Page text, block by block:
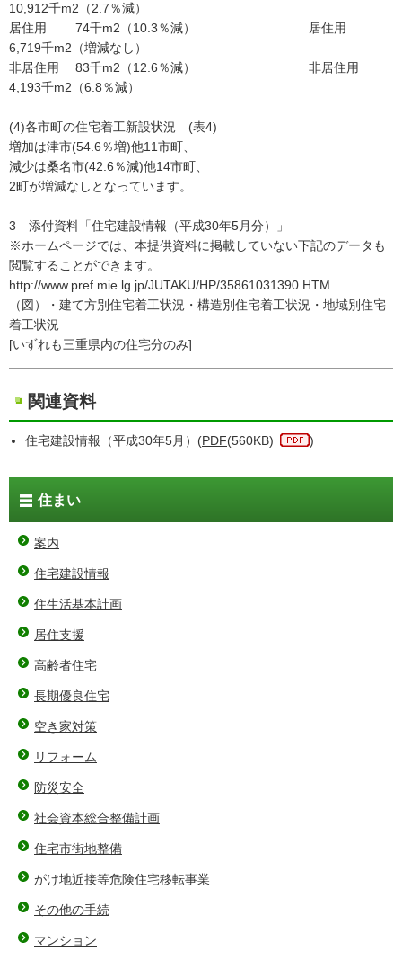
10,912千m2（2.7％減）
居住用 74千m2（10.3％減） 居住用
6,719千m2（増減なし）
非居住用 83千m2（12.6％減） 非居住用
4,193千m2（6.8％減）
(4)各市町の住宅着工新設状況 (表4)
増加は津市(54.6％増)他11市町、
減少は桑名市(42.6％減)他14市町、
2町が増減なしとなっています。
3 添付資料「住宅建設情報（平成30年5月分）」
※ホームページでは、本提供資料に掲載していない下記のデータも
閲覧することができます。
http://www.pref.mie.lg.jp/JUTAKU/HP/35861031390.HTM
（図）・建て方別住宅着工状況・構造別住宅着工状況・地域別住宅
着工状況
[いずれも三重県内の住宅分のみ]
関連資料
住宅建設情報（平成30年5月）(PDF(560KB) )
住まい
案内
住宅建設情報
住生活基本計画
居住支援
高齢者住宅
長期優良住宅
空き家対策
リフォーム
防災安全
社会資本総合整備計画
住宅市街地整備
がけ地近接等危険住宅移転事業
その他の手続
マンション